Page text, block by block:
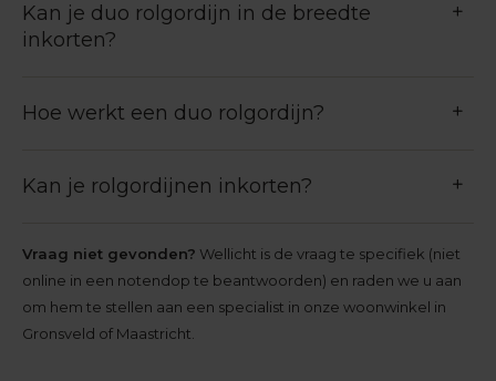
Kan je duo rolgordijn in de breedte
inkorten?
Hoe werkt een duo rolgordijn?
Kan je rolgordijnen inkorten?
Vraag niet gevonden? Wellicht is de vraag te specifiek (niet
online in een notendop te beantwoorden) en raden we u aan
om hem te stellen aan een specialist in onze woonwinkel in
Gronsveld of Maastricht.